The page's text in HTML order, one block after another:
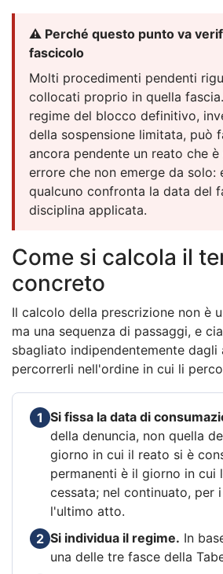
⚠️ Perché questo punto va
fascicolo
Molti procedimenti pendenti
collocati proprio in quella
regime del blocco definitivo,
della sospensione limitata, può
ancora pendente un reato che
errore che non emerge da solo:
qualcuno confronta la data del
disciplina applicata.
Come si calcola il
concreto
Il calcolo della prescrizione non è
ma una sequenza di passaggi, e
sbagliato indipendentemente dagli
percorrerli nell'ordine in cui li
1 Si fissa la data di
della denuncia, non quella
giorno in cui il reato si è
permanenti è il giorno in cui
cessata; nel continuato, per
l'ultimo atto.
2 Si individua il regime. In
una delle tre fasce della